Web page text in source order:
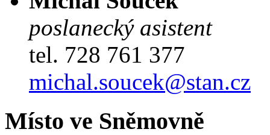
poslanecký asistent
tel. 728 761 377
michal.soucek@stan.cz
Místo ve Sněmovně